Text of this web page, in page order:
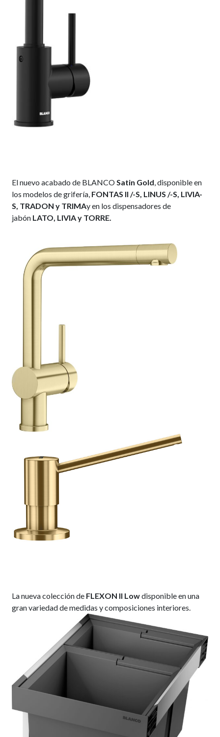
El nuevo acabado de BLANCOSatin Gold, disponible en
los modelos de grifería, FONTAS II /-S, LINUS /-S, LIVIA-
S, TRADON y TRIMAy en los dispensadores de
jabón LATO, LIVIA y TORRE.
La nueva colección de FLEXON II Lowdisponible en una
gran variedad de medidas y composiciones interiores.